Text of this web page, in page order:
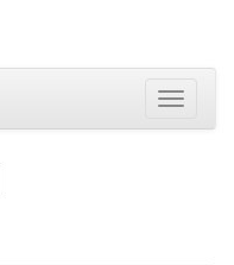
Toggle